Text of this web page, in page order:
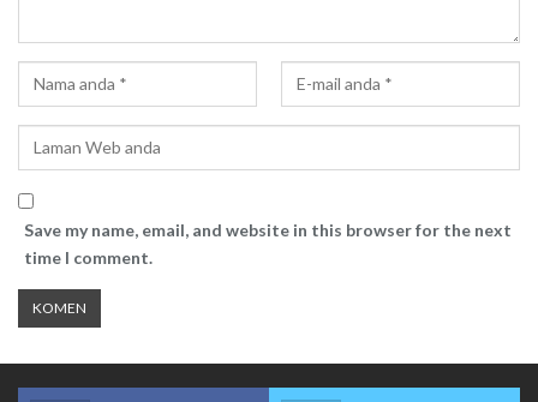
Save my name, email, and website in this browser for the next
time I comment.